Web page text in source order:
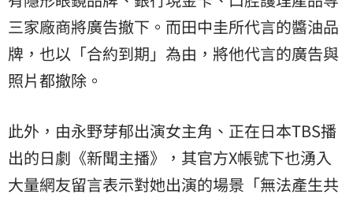
三家廠商將廣告撤下。而田中圭所代言的醬油品
牌，也以「合約到期」為由，將他代言的廣告與
照片都撤除。
此外，由永野芽郁出演女主角、正在日本TBS播
出的日劇《新聞主播》，其官方X帳號下也湧入
大量網友留言表示對她出演的場景「無法產生共